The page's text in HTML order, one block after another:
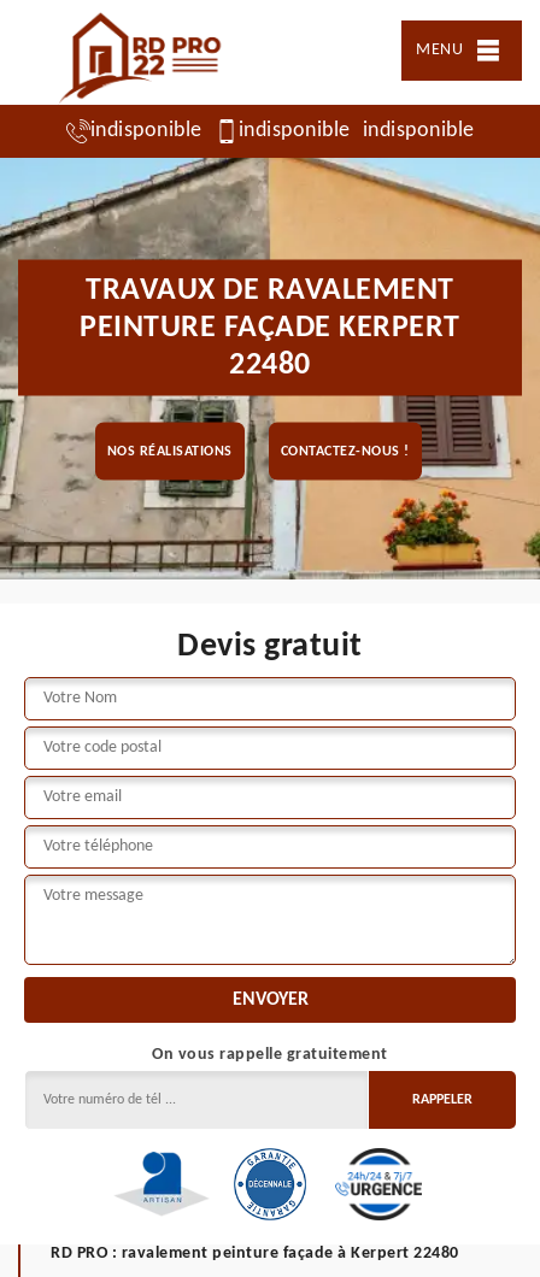
MENU
indisponible indisponible indisponible
TRAVAUX DE RAVALEMENT
PEINTURE FAÇADE KERPERT
22480
NOS RÉALISATIONS CONTACTEZ-NOUS !
Devis gratuit
On vous rappelle gratuitement
RD PRO : ravalement peinture façade à Kerpert 22480